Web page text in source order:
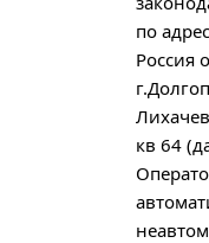
по
Россия
кв 64